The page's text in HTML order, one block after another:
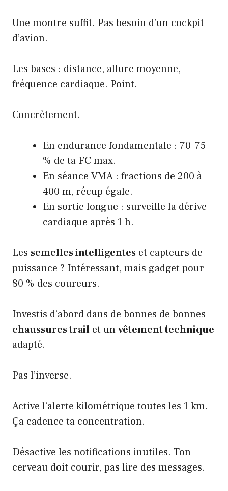
Une montre suffit. Pas besoin d’un cockpit
d’avion.
Les bases : distance, allure moyenne,
fréquence cardiaque. Point.
Concrètement.
En endurance fondamentale : 70–75
% de ta FC max.
En séance VMA : fractions de 200 à
400 m, récup égale.
En sortie longue : surveille la dérive
cardiaque après 1 h.
Les semelles intelligentes et capteurs de
puissance ? Intéressant, mais gadget pour
80 % des coureurs.
Investis d’abord dans de bonnes de bonnes
chaussures trail et unvêtement technique
adapté.
Pas l’inverse.
Active l’alerte kilométrique toutes les 1 km.
Ça cadence ta concentration.
Désactive les notifications inutiles. Ton
cerveau doit courir, pas lire des messages.